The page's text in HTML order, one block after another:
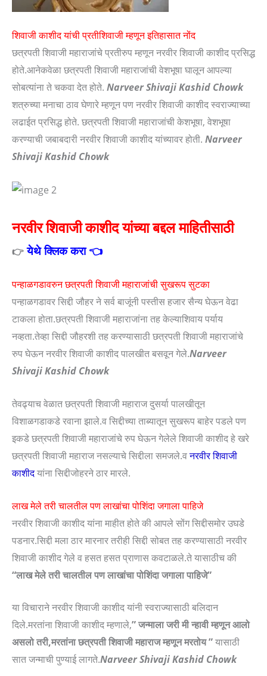
शिवाजी काशीद यांची प्रतीशिवाजी म्हणून इतिहासात नोंद
छत्रपती शिवाजी महाराजांचे प्रतीरुप म्हणून नरवीर शिवाजी काशीद प्रसिद्ध
होते.आनेकवेळा छत्रपती शिवाजी महाराजांची वेशभूषा घालून आपल्या
सोबत्यांना ते चकवा देत होते. Narveer Shivaji Kashid Chowk
शत्रुच्या मनाचा ठाव घेणारे म्हणून पण नरवीर शिवाजी काशीद स्वराज्याच्या
लढाईत प्रसिद्ध होते. छत्रपती शिवाजी महाराजांची केशभूषा, वेशभूषा
करण्याची जबाबदारी नरवीर शिवाजी काशीद यांच्यावर होती. Narveer
Shivaji Kashid Chowk
नरवीर शिवाजी काशीद यांच्या बद्दल माहितीसाठी
👉येथे क्लिक करा 👈
पन्हाळगडावरुन छत्रपती शिवाजी महाराजांची सुखरूप सुटका
पन्हाळगडावर सिद्दी जौहर ने सर्व बाजूंनी पस्तीस हजार सैन्य घेऊन वेढा
टाकला होता.छत्रपती शिवाजी महाराजांना तह केल्याशिवाय पर्याय
नव्हता.तेव्हा सिद्दी जौहरशी तह करण्यासाठी छत्रपती शिवाजी महाराजांचे
रुप घेऊन नरवीर शिवाजी काशीद पालखीत बसवून गेले.Narveer
Shivaji Kashid Chowk
तेवढ्याच वेळात छत्रपती शिवाजी महाराज दुसर्या पालखीतून
विशाळगडाकडे रवाना झाले.व सिद्दीच्या ताब्यातून सुखरूप बाहेर पडले पण
इकडे छत्रपती शिवाजी महाराजांचे रुप घेऊन गेलेले शिवाजी काशीद हे खरे
छत्रपती शिवाजी महाराज नसल्याचे सिद्दीला समजले.वनरवीर शिवाजी
काशीदयांना सिद्दीजोहरने ठार मारले.
लाख मेले तरी चालतील पण लाखांचा पोशिंदा जगाला पाहिजे
नरवीर शिवाजी काशीद यांना माहीत होते की आपले सोंग सिद्दीसमोर उघडे
पडनार.सिद्दी मला ठार मारनार तरीही सिद्दी सोबत तह करण्यासाठी नरवीर
शिवाजी काशीद गेले व हसत हसत प्राणास कवटाळले.ते यासाठीच की
“लाख मेले तरी चालतील पण लाखांचा पोशिंदा जगाला पाहिजे”
या विचाराने नरवीर शिवाजी काशीद यांनी स्वराज्यासाठी बलिदान
दिले.मरतांना शिवाजी काशीद म्हणाले,” जन्माला जरी मी न्हावी म्हणून आलो
असलो तरी,मरतांना छत्रपती शिवाजी महाराज म्हणून मरतोय ”यासाठी
सात जन्माची पुण्याई लागते.Narveer Shivaji Kashid Chowk